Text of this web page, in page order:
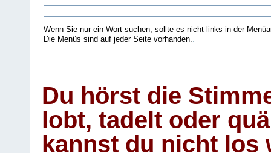
Wenn Sie nur ein Wort suchen, sollte es nicht links in der
Die Menüs sind auf jeder Seite vorhanden.
Du hörst die
lobt, tadelt oder
kannst du nicht los